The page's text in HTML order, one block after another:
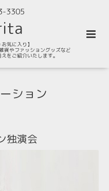
3305
気に入り】
貨やファッショングッズなど
をご紹介いたします。
ション
独演会